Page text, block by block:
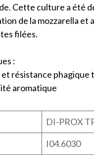
Cette culture a été
de la mozzarella et
filées.
:
résistance phagique
aromatique
DI-PROX
I04.6030